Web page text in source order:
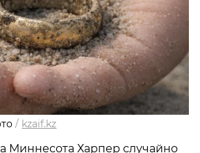
/ kzaif.kz
Миннесота Харпер случайно